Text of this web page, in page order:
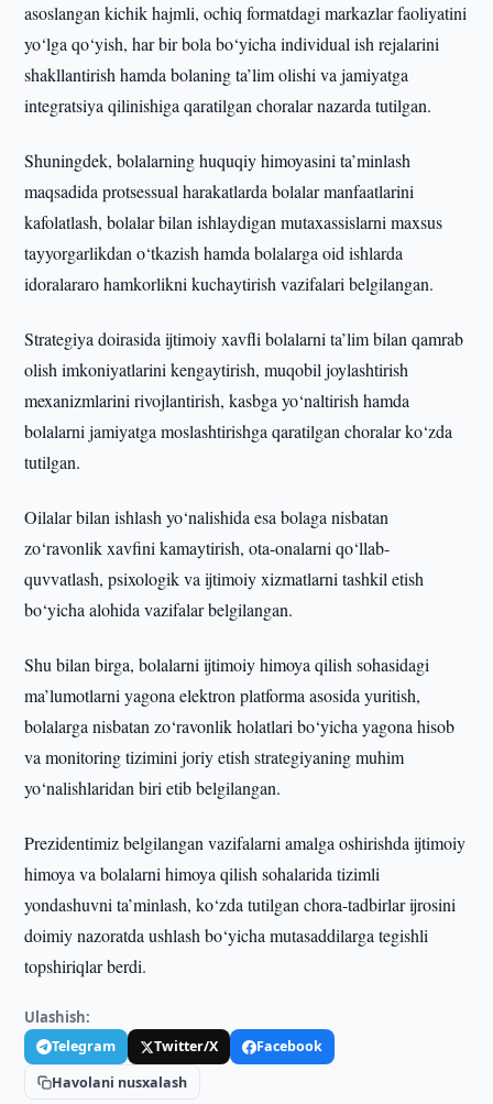
asoslangan kichik hajmli, ochiq formatdagi markazlar faoliyatini
yo‘lga qo‘yish, har bir bola bo‘yicha individual ish rejalarini
shakllantirish hamda bolaning ta’lim olishi va jamiyatga
integratsiya qilinishiga qaratilgan choralar nazarda tutilgan.
Shuningdek, bolalarning huquqiy himoyasini ta’minlash
maqsadida protsessual harakatlarda bolalar manfaatlarini
kafolatlash, bolalar bilan ishlaydigan mutaxassislarni maxsus
tayyorgarlikdan o‘tkazish hamda bolalarga oid ishlarda
idoralararo hamkorlikni kuchaytirish vazifalari belgilangan.
Strategiya doirasida ijtimoiy xavfli bolalarni ta’lim bilan qamrab
olish imkoniyatlarini kengaytirish, muqobil joylashtirish
mexanizmlarini rivojlantirish, kasbga yo‘naltirish hamda
bolalarni jamiyatga moslashtirishga qaratilgan choralar ko‘zda
tutilgan.
Oilalar bilan ishlash yo‘nalishida esa bolaga nisbatan
zo‘ravonlik xavfini kamaytirish, ota-onalarni qo‘llab-
quvvatlash, psixologik va ijtimoiy xizmatlarni tashkil etish
bo‘yicha alohida vazifalar belgilangan.
Shu bilan birga, bolalarni ijtimoiy himoya qilish sohasidagi
ma’lumotlarni yagona elektron platforma asosida yuritish,
bolalarga nisbatan zo‘ravonlik holatlari bo‘yicha yagona hisob
va monitoring tizimini joriy etish strategiyaning muhim
yo‘nalishlaridan biri etib belgilangan.
Prezidentimiz belgilangan vazifalarni amalga oshirishda ijtimoiy
himoya va bolalarni himoya qilish sohalarida tizimli
yondashuvni ta’minlash, ko‘zda tutilgan chora-tadbirlar ijrosini
doimiy nazoratda ushlash bo‘yicha mutasaddilarga tegishli
topshiriqlar berdi.
Ulashish:
Telegram Twitter/X
Facebook
Havolani nusxalash